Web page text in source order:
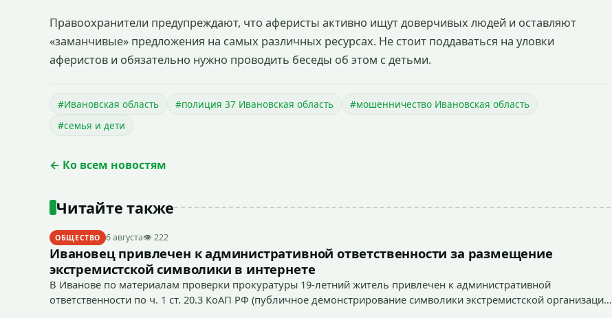
Правоохранители предупреждают, что аферисты активно ищут доверчивых людей и оставляют
«заманчивые» предложения на самых различных ресурсах. Не стоит поддаваться на уловки
аферистов и обязательно нужно проводить беседы об этом с детьми.
#Ивановская область #полиция 37 Ивановская область
#мошенничество Ивановская область
#семья и дети
← Ко всем новостям
Читайте также
ОБЩЕСТВО 6 августа👁 222
Ивановец привлечен к административной ответственности за размещение
экстремистской символики в интернете
В Иванове по материалам проверки прокуратуры 19-летний житель привлечен к административной
ответственности по ч. 1 ст. 20.3 КоАП РФ (публичное демонстрирование символики экстремистской организации,